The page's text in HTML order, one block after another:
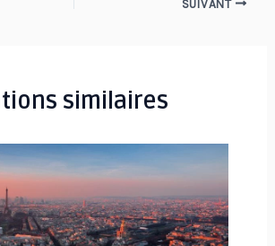
SUIVANT
similaires